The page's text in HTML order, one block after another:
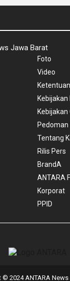
Jawa Barat
Foto
Video
Kebijakan
Kebijakan
Tentang
Rilis Pers
BrandA
ANTARA
Korporat
PPID
© 2024 ANTARA News